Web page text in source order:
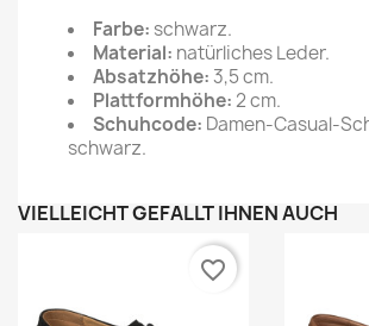
Farbe: schwarz.
Material: natürliches Leder.
Absatzhöhe:3,5 cm.
Plattformhöhe:2 cm.
Schuhcode: Damen-Casual-
schwarz.
VIELLEICHT GEFÄLLT IHNEN AUCH
favorite_border